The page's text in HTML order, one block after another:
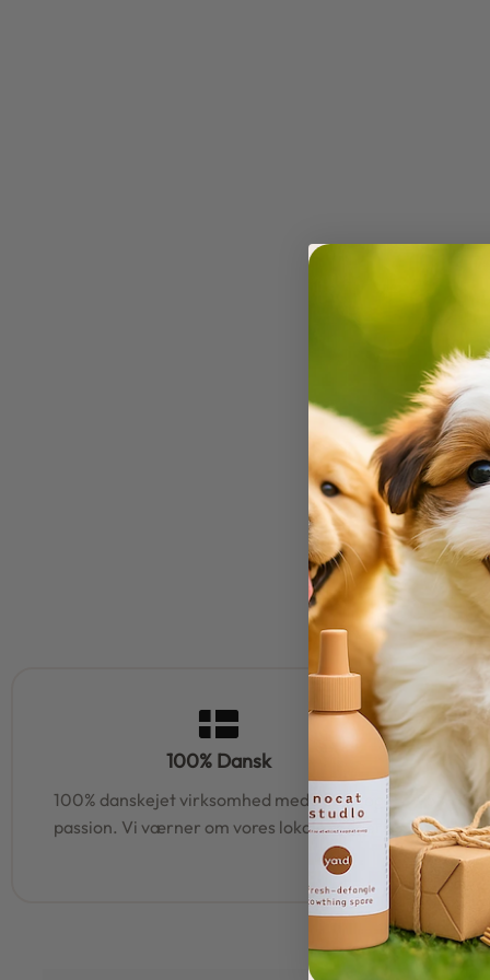
100% Dansk
100% danskejet virksomhed med hjerte og
passion. Vi værner om vores lokale rødder
95% af